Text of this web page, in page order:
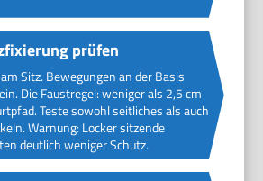
prüfen
Sitz. Bewegungen an der Basis
Die Faustregel: weniger als 2,5 cm
Teste sowohl seitliches als auch
Warnung: Locker sitzende
deutlich weniger Schutz.